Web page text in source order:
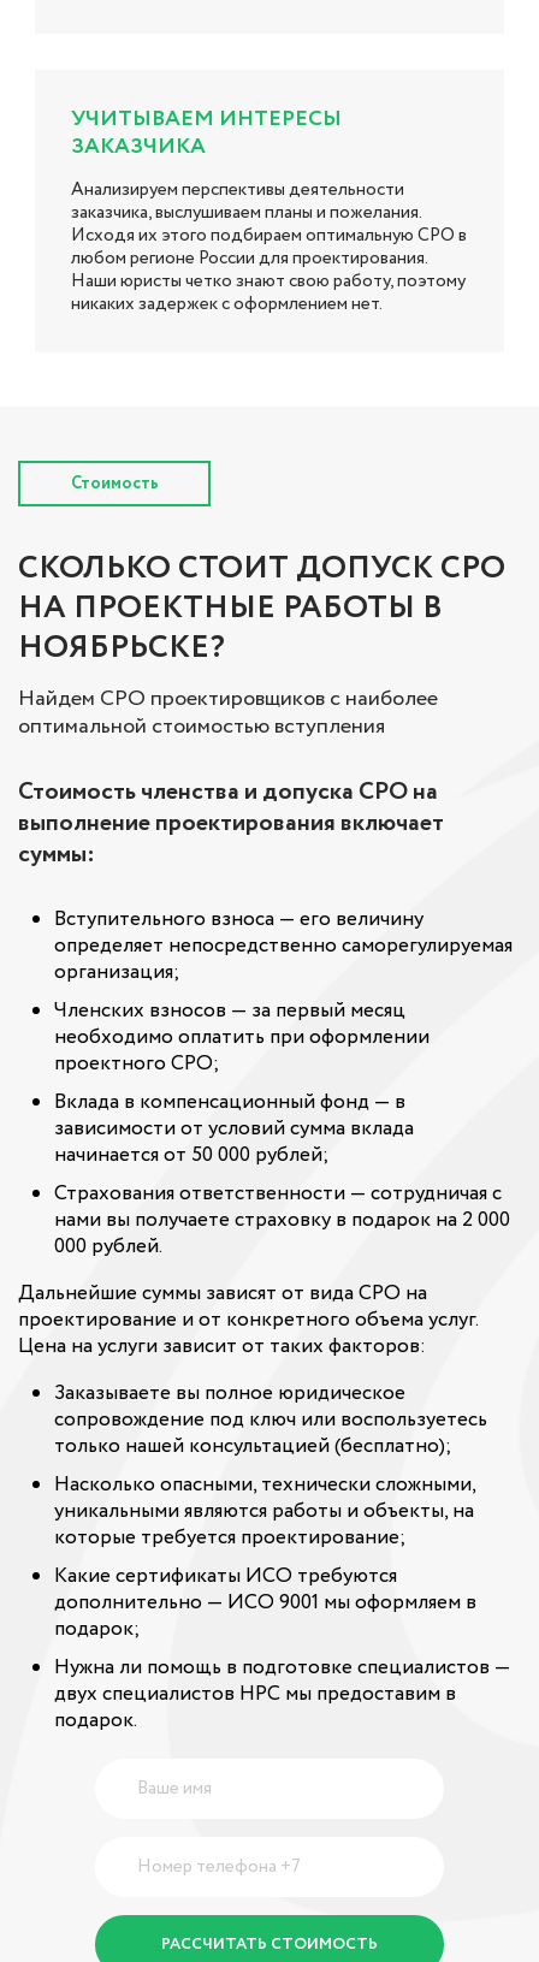
УЧИТЫВАЕМ ИНТЕРЕСЫ
ЗАКАЗЧИКА
Анализируем перспективы деятельности
заказчика, выслушиваем планы и пожелания.
Исходя их этого подбираем оптимальную СРО в
любом регионе России для проектирования.
Наши юристы четко знают свою работу, поэтому
никаких задержек с оформлением нет.
Стоимость
СКОЛЬКО СТОИТ ДОПУСК СРО
НА ПРОЕКТНЫЕ РАБОТЫ В
НОЯБРЬСКЕ?
Найдем СРО проектировщиков с наиболее
оптимальной стоимостью вступления
Стоимость членства и допуска СРО на
выполнение проектирования включает
суммы:
Вступительного взноса — его величину
определяет непосредственно саморегулируемая
организация;
Членских взносов — за первый месяц
необходимо оплатить при оформлении
проектного СРО;
Вклада в компенсационный фонд — в
зависимости от условий сумма вклада
начинается от 50 000 рублей;
Страхования ответственности — сотрудничая с
нами вы получаете страховку в подарок на 2 000
000 рублей.
Дальнейшие суммы зависят от вида СРО на
проектирование и от конкретного объема услуг.
Цена на услуги зависит от таких факторов:
Заказываете вы полное юридическое
сопровождение под ключ или воспользуетесь
только нашей консультацией (бесплатно);
Насколько опасными, технически сложными,
уникальными являются работы и объекты, на
которые требуется проектирование;
Какие сертификаты ИСО требуются
дополнительно — ИСО 9001 мы оформляем в
подарок;
Нужна ли помощь в подготовке специалистов —
двух специалистов НРС мы предоставим в
подарок.